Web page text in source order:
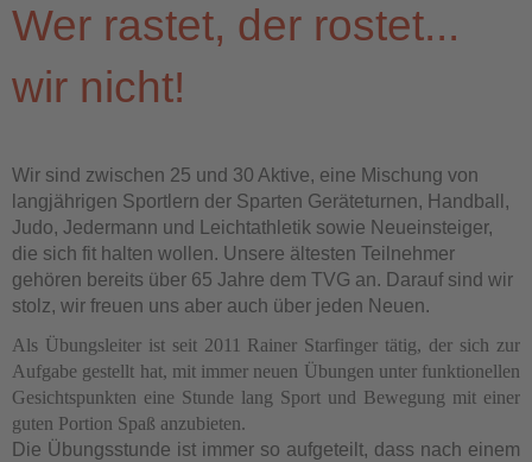
Wer rastet, der rostet...
wir nicht!
Wir sind zwischen 25 und 30 Aktive, eine Mischung von
langjährigen Sportlern der Sparten Geräteturnen, Handball,
Judo, Jedermann und Leichtathletik sowie Neueinsteiger,
die sich fit halten wollen. Unsere ältesten Teilnehmer
gehören bereits über 65 Jahre dem TVG an. Darauf sind wir
stolz, wir freuen uns aber auch über jeden Neuen.
Als Übungsleiter ist seit 2011 Rainer Starfinger tätig, der sich zur
Aufgabe gestellt hat, mit immer neuen Übungen unter funktionellen
Gesichtspunkten eine Stunde lang Sport und Bewegung mit einer
guten Portion Spaß anzubieten.
Die Übungsstunde ist immer so aufgeteilt, dass nach einem